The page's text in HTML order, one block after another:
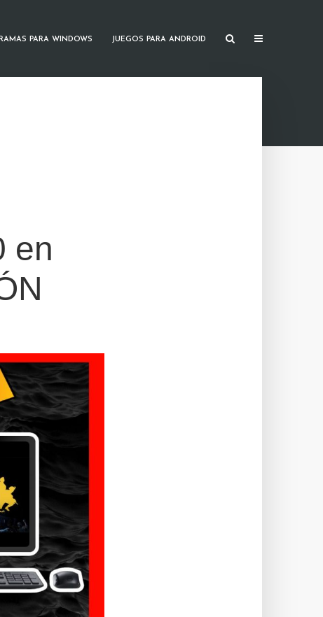
PARA WINDOWS JUEGOS PARA ANDROID
en